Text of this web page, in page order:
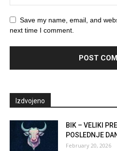
Save my name, email, and
next time I comment.
Izdvojeno
BIK – VELIKI
POSLEDNJE
February 20, 2026